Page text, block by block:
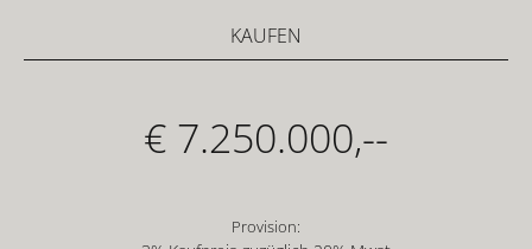
KAUFEN
Provision:
€ 7.250.000,--